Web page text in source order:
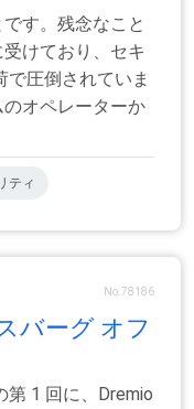
す。残念なこと
けており、セキ
で圧倒されていま
オペレーターか
ティ
No.78186
バーグ オフ
1 回に、Dremio